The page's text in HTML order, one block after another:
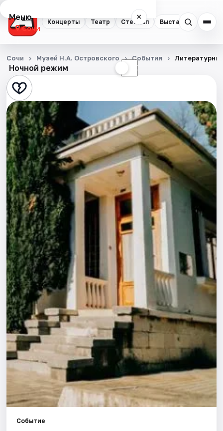
Концерты Театр Стендап Выставки
Меню ×
Сочи
Концерты
Театр
Стендап
Выставки
Квесты
Экскурсии
Спорт
События
Города
Площадки
Артисты
Рейтинги
Ночной режим ☾
Сочи Музей Н.А. Островского События
Событие